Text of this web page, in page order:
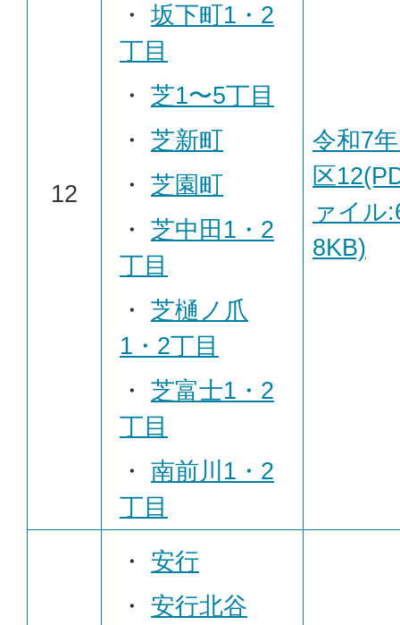
12
・ 坂下町1・2
丁目
・ 芝1〜5丁目
・ 芝新町
・ 芝園町
・ 芝中田1・2
丁目
・ 芝樋ノ爪
1・2丁目
・ 芝富士1・2
丁目
・ 南前川1・2
丁目
令和7
区
ァイル
8KB)
・ 安行
・ 安行北谷